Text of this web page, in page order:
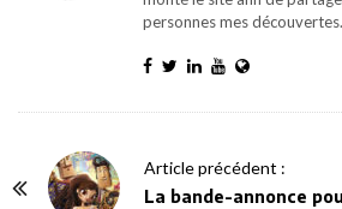
personnes mes découvertes.
Article précédent :
La bande-annonce